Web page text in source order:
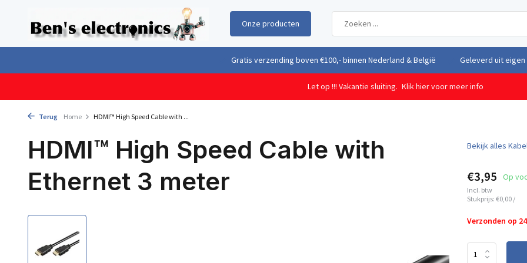
Onze producten
Geleverd uit eigen voorraad vanuit ons magazijn in Nederland Gratis
Let op !!! Vakantie sluiting. Klik hier voor meer info
Terug Home HDMI™ High Speed Cable with ...
HDMI™ High Speed Cable with
Ethernet 3 meter
Bekijk alles
€3,95 Op
Incl. btw
Stukprijs: €0,00/
Verzonden op